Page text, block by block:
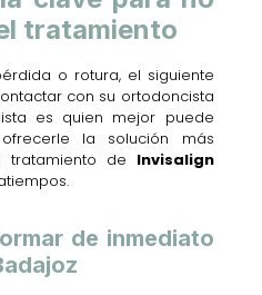
tratamiento
o rotura, el siguiente
con su ortodoncista
es quien mejor puede
la solución más
de Invisalign
de inmediato